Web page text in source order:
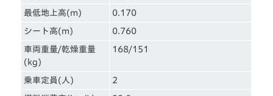
最低地上高(m) 0.170
シート高(m) 0.760
車両重量/乾燥重量
(kg)
168/151
乗車定員(人) 2